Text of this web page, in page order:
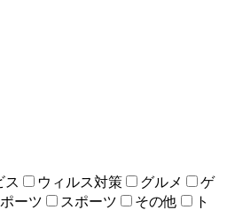
ス ウィルス対策 グルメ
ゲ
ーツ スポーツ その他
ト